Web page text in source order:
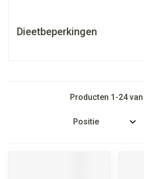
Dieetbeperkingen
Producten 1 -24van
Sorteer op: